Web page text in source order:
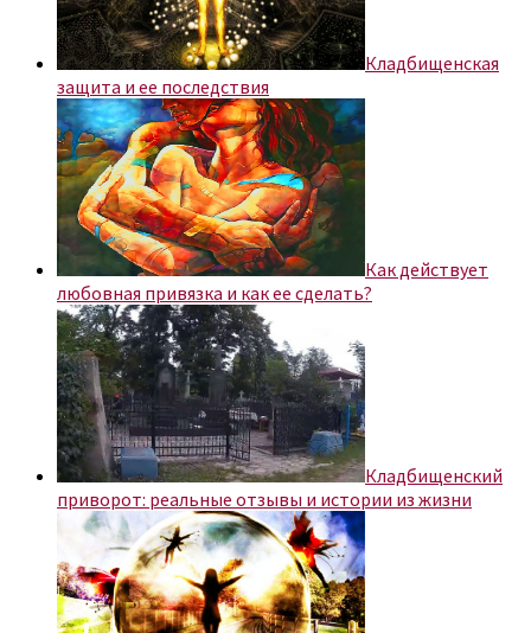
Кладбищенская
защита и ее последствия
Как действует
любовная привязка и как ее сделать?
Кладбищенский
приворот: реальные отзывы и истории из жизни